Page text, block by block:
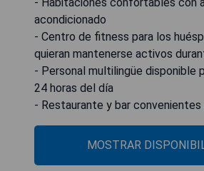
acondicionado
- Centro de fitness para los
quieran mantenerse activos
- Personal multilingüe disponible
24 horas del día
- Restaurante y bar
MOSTRAR